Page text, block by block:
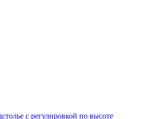
с регулировкой по высоте